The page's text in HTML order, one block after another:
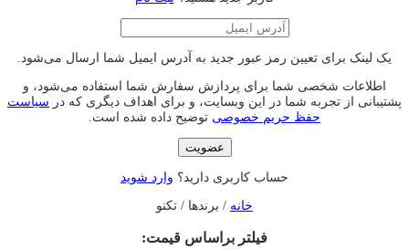
یک لینک برای تعیین رمز عبور جدید به آدرس ایمیل شما ارسال می‌شود.
اطلاعات شخصی شما برای پردازش سفارش شما استفاده می‌شود، و
پشتیبانی از تجربه شما در این وبسایت، و برای اهداف دیگری که در سیاست
حفظ حریم خصوصی توضیح داده شده است.
عضویت
حساب کاربری دارید؟ وارد شوید
خانه / برندها / تکنو
فیلتر براساس قیمت: